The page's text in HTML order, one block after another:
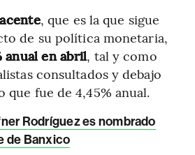
, que es la que sigue
de su política monetaria,
anual en abril, tal y como
consultados y debajo
que fue de 4,45% anual.
Rodríguez es nombrado
de Banxico